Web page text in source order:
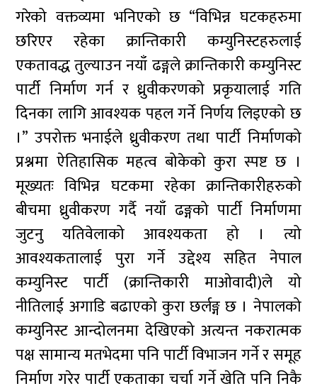
गरेको वक्तव्यमा भनिएको छ “विभिन्न घटकहरुमा
छरिएर रहेका क्रान्तिकारी कम्युनिस्टहरुलाई
एकतावद्ध तुल्याउन नयाँ ढङ्गले क्रान्तिकारी कम्युनिस्ट
पार्टी निर्माण गर्न र ध्रुवीकरणको प्रकृयालाई गति
दिनका लागि आवश्यक पहल गर्ने निर्णय लिइएको छ
।” उपरोक्त भनाईले ध्रुवीकरण तथा पार्टी निर्माणको
प्रश्नमा ऐतिहासिक महत्व बोकेको कुरा स्पष्ट छ ।
मूख्यतः विभिन्न घटकमा रहेका क्रान्तिकारीहरुको
बीचमा ध्रुवीकरण गर्दै नयाँ ढङ्गको पार्टी निर्माणमा
जुटनु यतिवेलाको आवश्यकता हो । त्यो
आवश्यकतालाई पुरा गर्ने उद्देश्य सहित नेपाल
कम्युनिस्ट पार्टी (क्रान्तिकारी माओवादी)ले यो
नीतिलाई अगाडि बढाएको कुरा छर्लङ्ग छ । नेपालको
कम्युनिस्ट आन्दोलनमा देखिएको अत्यन्त नकरात्मक
पक्ष सामान्य मतभेदमा पनि पार्टी विभाजन गर्ने र समूह
निर्माण गरेर पार्टी एकताका चर्चा गर्ने खेति पनि निकै